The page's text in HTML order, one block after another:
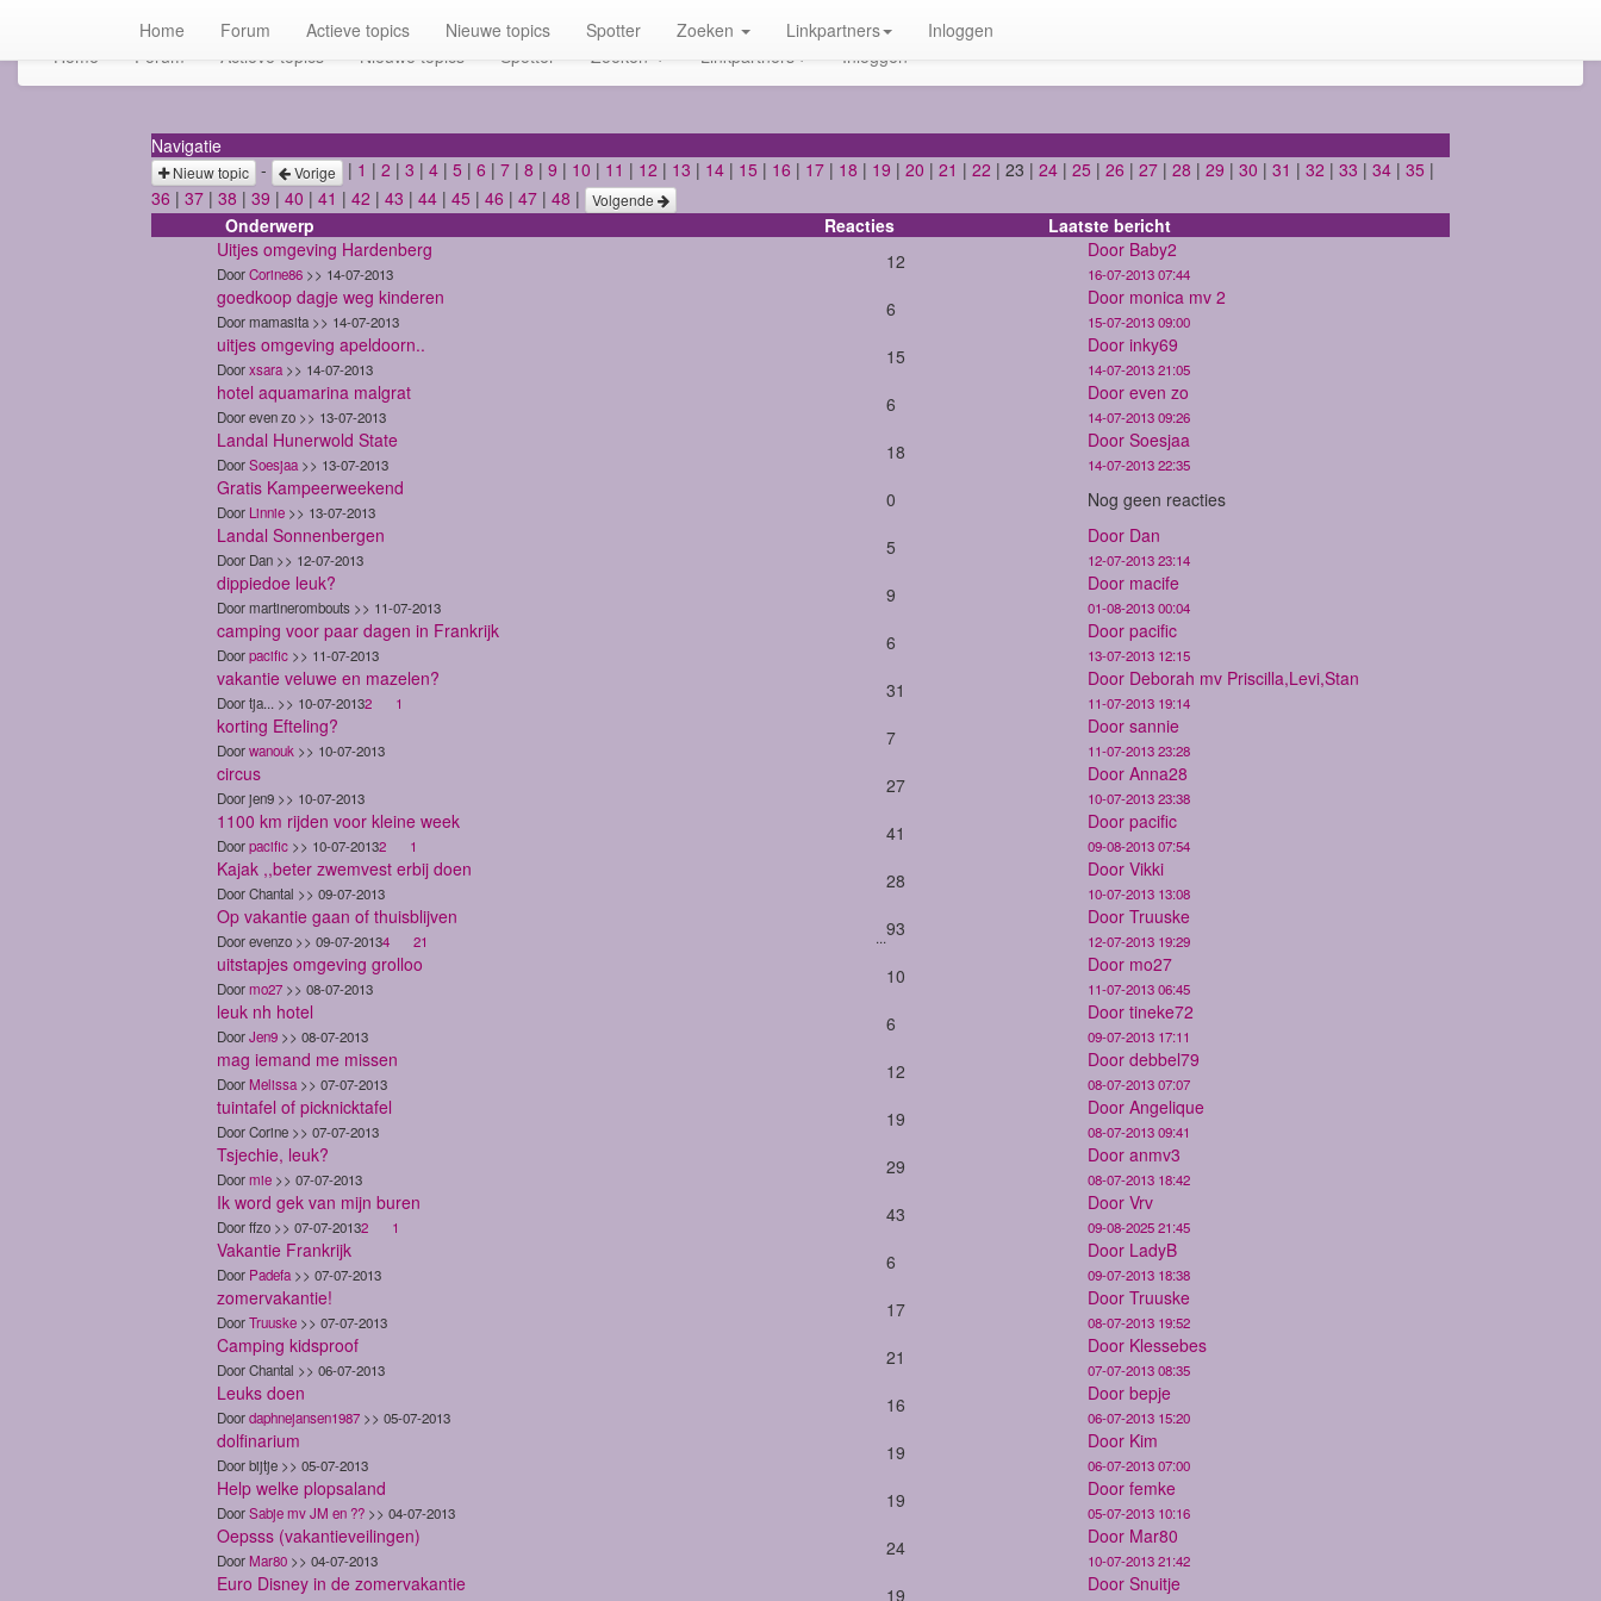
Home Forum Actieve topics Nieuwe topics Spotter Zoeken Linkpartners Inloggen
Home Forum Actieve topics Nieuwe topics Spotter Zoeken Linkpartners Inloggen
Navigatie
Nieuw topic - Vorige | 1 | 2 | 3 | 4 | 5 | 6 | 7 | 8 | 9 | 10 | 11 | 12 | 13 | 14 | 15 | 16 | 17 | 18 | 19 | 20 | 21 | 22 | 23 | 24 | 25 | 26 | 27 | 28 | 29 | 30 | 31 | 32 | 33 | 34 | 35 |
36 | 37 | 38 | 39 | 40 | 41 | 42 | 43 | 44 | 45 | 46 | 47 | 48 | Volgende
Onderwerp Reacties
Laatste bericht
Uitjes omgeving Hardenberg
DoorCorine86 >> 14-07-2013
12 Door Baby2
16-07-2013 07:44
goedkoop dagje weg kinderen
Door mamasita >> 14-07-2013
6 Door monica mv 2
15-07-2013 09:00
uitjes omgeving apeldoorn..
Doorxsara >> 14-07-2013
15 Door inky69
14-07-2013 21:05
hotel aquamarina malgrat
Door even zo >> 13-07-2013
6 Door even zo
14-07-2013 09:26
Landal Hunerwold State
DoorSoesjaa >> 13-07-2013
18 Door Soesjaa
14-07-2013 22:35
Gratis Kampeerweekend
Door Linnie >> 13-07-2013
0
Nog geen reacties
Landal Sonnenbergen
Door Dan >> 12-07-2013
5 Door Dan
12-07-2013 23:14
dippiedoe leuk?
Door martinerombouts >> 11-07-2013
9 Door macife
01-08-2013 00:04
camping voor paar dagen in Frankrijk
Doorpacific >> 11-07-2013
6 Door pacific
13-07-2013 12:15
vakantie veluwe en mazelen?
Door tja... >> 10-07-20132 1
31 Door Deborah mv Priscilla,Levi,Stan
11-07-2013 19:14
korting Efteling?
Doorwanouk >> 10-07-2013
7 Door sannie
11-07-2013 23:28
circus
Door jen9 >> 10-07-2013
27 Door Anna28
10-07-2013 23:38
1100 km rijden voor kleine week
Doorpacific >> 10-07-20132 1
41 Door pacific
09-08-2013 07:54
Kajak ,,beter zwemvest erbij doen
Door Chantal >> 09-07-2013
28 Door Vikki
10-07-2013 13:08
Op vakantie gaan of thuisblijven
Door evenzo >> 09-07-20134 ...
21
93 Door Truuske
12-07-2013 19:29
uitstapjes omgeving grolloo
Doormo27 >> 08-07-2013
10 Door mo27
11-07-2013 06:45
leuk nh hotel
DoorJen9 >> 08-07-2013
6 Door tineke72
09-07-2013 17:11
mag iemand me missen
DoorMelissa >> 07-07-2013
12 Door debbel79
08-07-2013 07:07
tuintafel of picknicktafel
Door Corine >> 07-07-2013
19 Door Angelique
08-07-2013 09:41
Tsjechie, leuk?
Doormie >> 07-07-2013
29 Door anmv3
08-07-2013 18:42
Ik word gek van mijn buren
Door ffzo >> 07-07-20132 1
43 Door Vrv
09-08-2025 21:45
Vakantie Frankrijk
Door Padefa >> 07-07-2013
6 Door LadyB
09-07-2013 18:38
zomervakantie!
DoorTruuske >> 07-07-2013
17 Door Truuske
08-07-2013 19:52
Camping kidsproof
Door Chantal >> 06-07-2013
21 Door Klessebes
07-07-2013 08:35
Leuks doen
Doordaphnejansen1987 >> 05-07-2013
16 Door bepje
06-07-2013 15:20
dolfinarium
Door bijtje >> 05-07-2013
19 Door Kim
06-07-2013 07:00
Help welke plopsaland
DoorSabje mv JM en ?? >> 04-07-2013
19 Door femke
05-07-2013 10:16
Oepsss (vakantieveilingen)
DoorMar80 >> 04-07-2013
24 Door Mar80
10-07-2013 21:42
Euro Disney in de zomervakantie 19 Door Snuitje